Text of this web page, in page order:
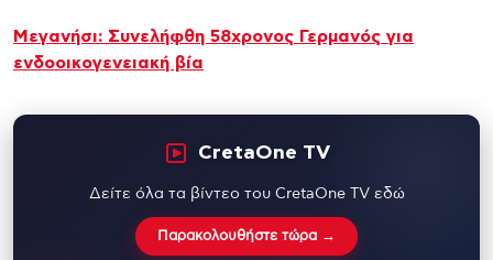
Μεγανήσι: Συνελήφθη 58χρονος Γερμανός για
ενδοοικογενειακή βία
CretaOne TV
Δείτε όλα τα βίντεο του CretaOne TV εδώ
Παρακολουθήστε τώρα →